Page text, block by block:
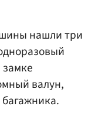
нашли три
валун,